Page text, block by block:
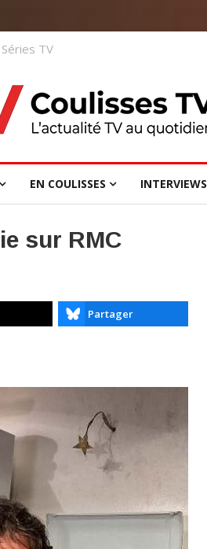
Séries TV
EN COULISSES INTERVIEWS
sur RMC
Partager